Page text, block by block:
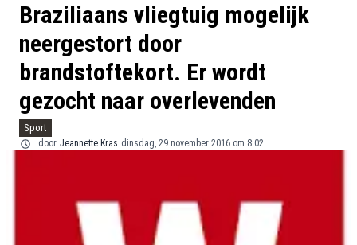
Braziliaans vliegtuig mogelijk
neergestort door
brandstoftekort. Er wordt
gezocht naar overlevenden
Sport
door Jeannette Kras dinsdag, 29 november 2016 om 8:02